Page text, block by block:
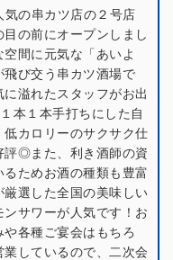
気の串カツ店の２号店
の前にオープンしまし
間に元気な「あいよ
飛び交う串カツ酒場で
溢れたスタッフがお出
本１本手打ちにした自
カロリーのサクサク仕
評◎また、利き酒師の資
ためお酒の種類も豊富
選した全国の美味しい
サワーが人気です！お
各種ご宴会はもちろ
業しているので、二次会